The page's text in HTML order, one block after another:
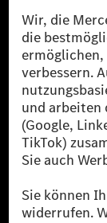
[1] Bilanziell CO₂-
reduzierte CO₂-
zertifizierte
[2] Renewable
Public in Europa,
Ladestation noch
verwendet
sicher, dass für
Strommenge aus
* Inkl. EKOenergy